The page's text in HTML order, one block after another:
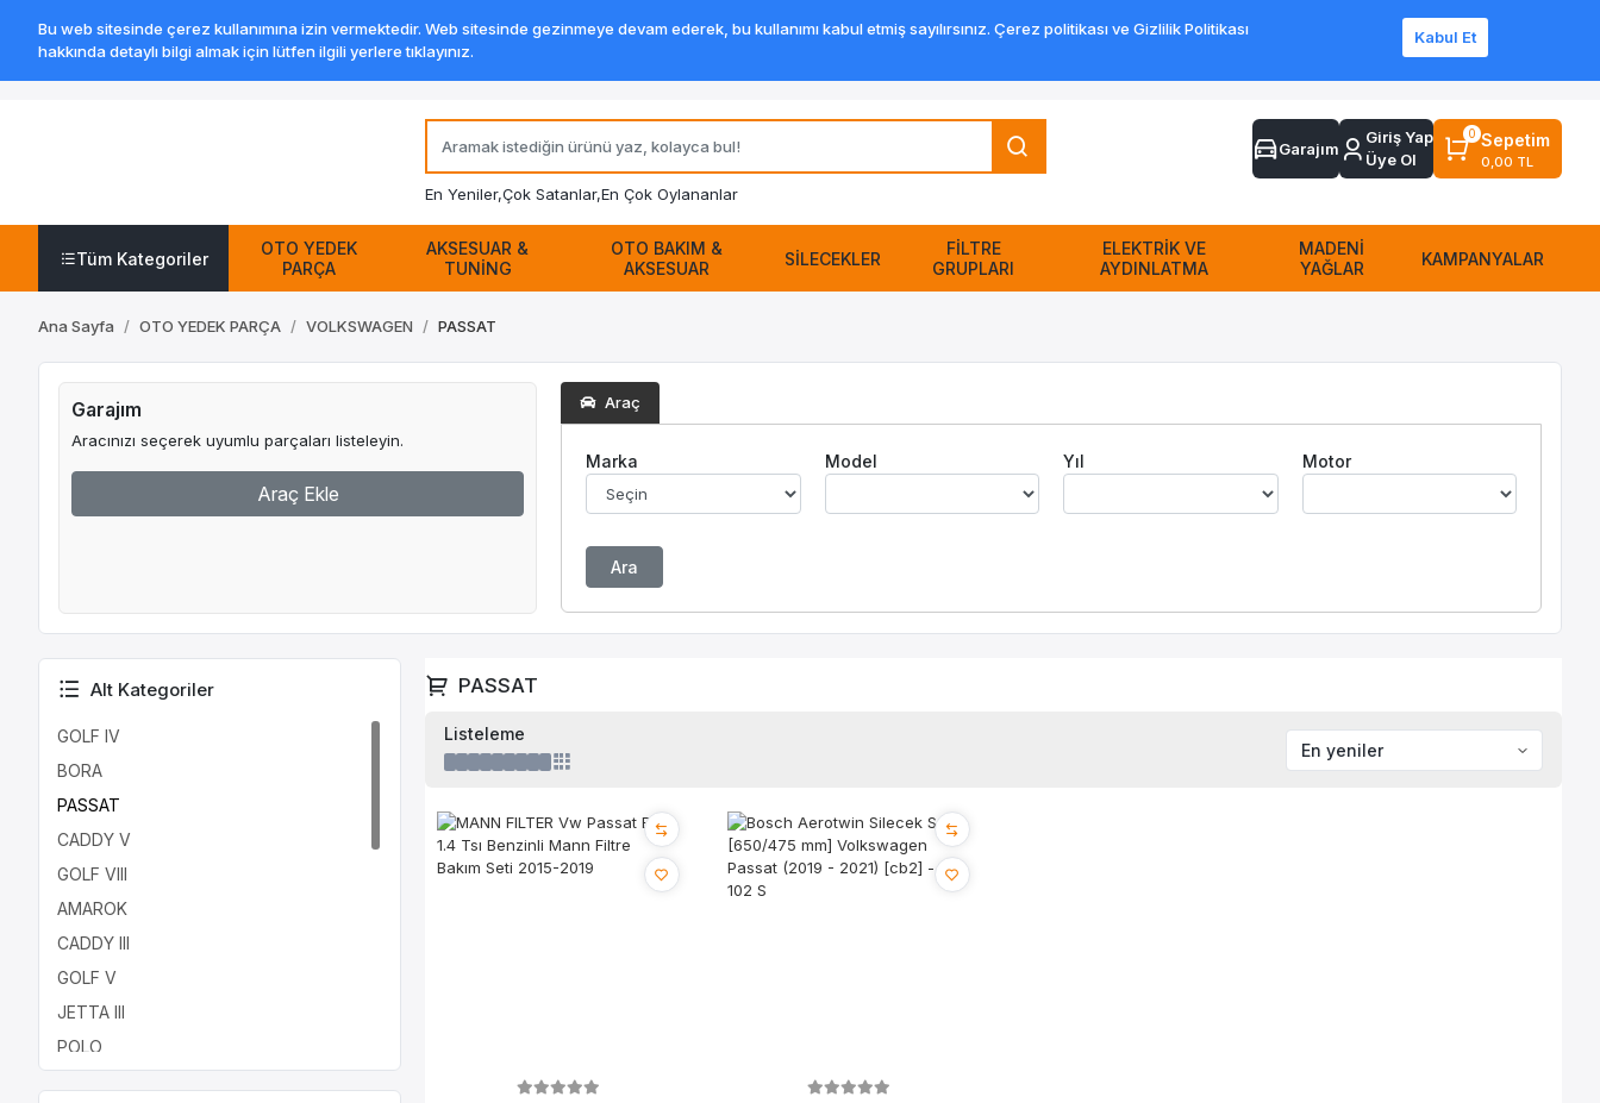
En Yeniler,Çok Satanlar,En Çok Oylananlar
Garajım
Giriş Yap
Üye Ol
0 Sepetim
0,00 TL
Tüm Kategoriler
OTO YEDEK
PARÇA
AKSESUAR &
TUNİNG
OTO BAKIM &
AKSESUAR
SİLECEKLER
FİLTRE
GRUPLARI
ELEKTRİK VE
AYDINLATMA
MADENİ
YAĞLAR
KAMPANYALAR
Ana Sayfa OTO YEDEK PARÇA VOLKSWAGEN PASSAT
Garajım
Aracınızı seçerek uyumlu parçaları listeleyin.
Araç Ekle
Araç
Marka Model Yıl Motor
Ara
Alt Kategoriler
GOLF IV
BORA
PASSAT
CADDY V
GOLF VIII
AMAROK
CADDY III
GOLF V
JETTA III
POLO
PASSAT
Listeleme
Bu web sitesinde çerez kullanımına izin vermektedir. Web sitesinde gezinmeye devam ederek, bu kullanımı kabul etmiş sayılırsınız. Çerez politikası ve Gizlilik Politikası
hakkında detaylı bilgi almak için lütfen ilgili yerlere tıklayınız.
Kabul Et